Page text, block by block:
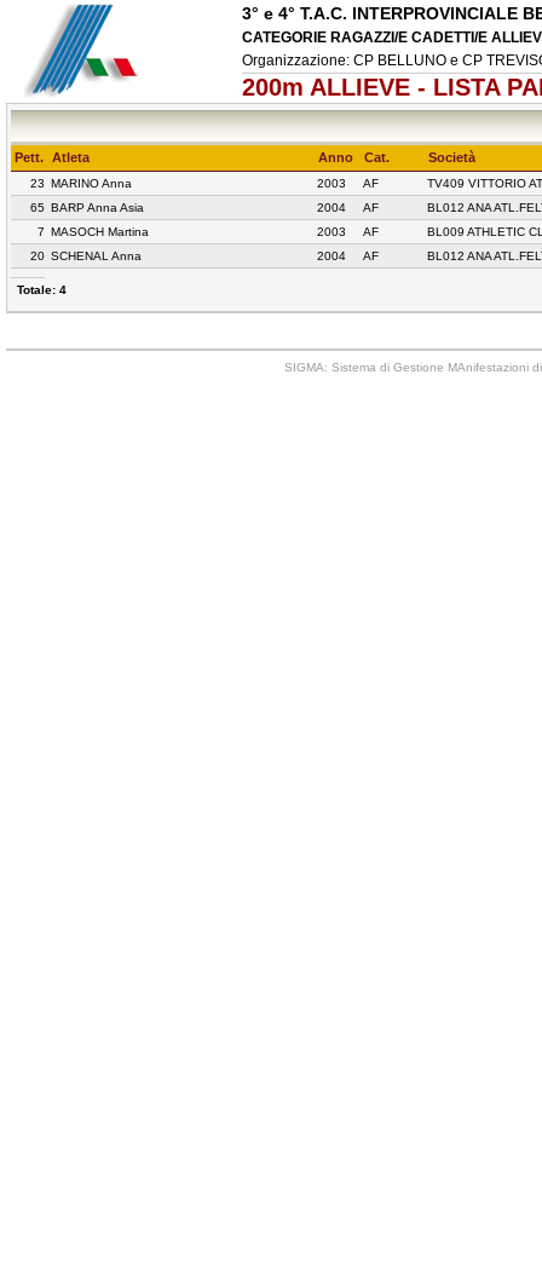
3° e 4° T.A.C. INTERPROVINCIALE
CATEGORIE RAGAZZI/E CADETTI/E
Organizzazione: CP BELLUNO e CP
200m ALLIEVE - LISTA
Pett. Atleta Anno Cat. Società
23 MARINO Anna 2003 AF
TV409 VITTORIO
65 BARP Anna Asia 2004 AF
BL012 ANA
7 MASOCH Martina 2003 AF
BL009 ATHLETIC
20 SCHENAL Anna 2004 AF BL012 ANA
Totale: 4
SIGMA: Sistema di Gestione MAnifestazioni